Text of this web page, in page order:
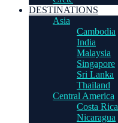
DESTINATIONS
Asia
Cambodia
India
Malaysia
Singapore
Sri Lanka
Thailand
Central America
Costa Rica
Nicaragua